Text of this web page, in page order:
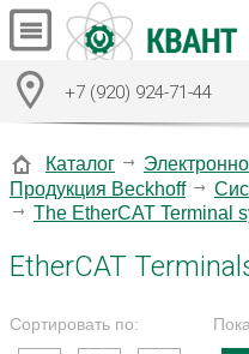
+7 (920) 924-71-44
Каталог
Продукция Beckhoff
The EtherCAT Terminal
EtherCAT
Сортировать по: